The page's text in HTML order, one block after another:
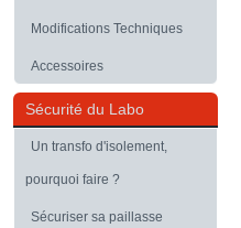
Modifications Techniques
Accessoires
Sécurité du Labo
Un transfo d'isolement,
pourquoi faire ?
Sécuriser sa paillasse